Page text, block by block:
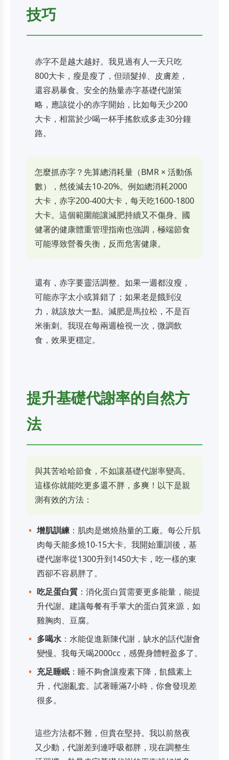
技巧
赤字不是越大越好。我見過有人一天只吃
800大卡，瘦是瘦了，但頭髮掉、皮膚差，
還容易暴食。安全的熱量赤字基礎代謝策
略，應該從小的赤字開始，比如每天少200
大卡，相當於少喝一杯手搖飲或多走30分鐘
路。
怎麼抓赤字？先算總消耗量（BMR × 活動係
數），然後減去10-20%。例如總消耗2000
大卡，赤字200-400大卡，每天吃1600-1800
大卡。這個範圍能讓減肥持續又不傷身。國
健署的健康體重管理指南也強調，極端節食
可能導致營養失衡，反而危害健康。
還有，赤字要靈活調整。如果一週都沒瘦，
可能赤字太小或算錯了；如果老是餓到沒
力，就該放大一點。減肥是馬拉松，不是百
米衝刺。我現在每兩週檢視一次，微調飲
食，效果更穩定。
提升基礎代謝率的自然方
法
與其苦哈哈節食，不如讓基礎代謝率變高。
這樣你就能吃更多還不胖，多爽！以下是親
測有效的方法：
增肌訓練：肌肉是燃燒熱量的工廠。每公斤肌
肉每天能多燒10-15大卡。我開始重訓後，基
礎代謝率從1300升到1450大卡，吃一樣的東
西卻不容易胖了。
吃足蛋白質 ：消化蛋白質需要更多能量，能提
升代謝。建議每餐有手掌大的蛋白質來源，如
雞胸肉、豆腐。
多喝水 ：水能促進新陳代謝，缺水的話代謝會
變慢。我每天喝2000cc，感覺身體輕盈多了。
充足睡眠：睡不夠會讓瘦素下降，飢餓素上
升，代謝亂套。試著睡滿7小時，你會發現差
很多。
這些方法都不難，但貴在堅持。我以前熬夜
又少動，代謝差到連呼吸都胖，現在調整生